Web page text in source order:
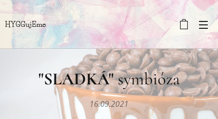
HYGGujEme
"SLADKÁ"symbióza
16.09.2021